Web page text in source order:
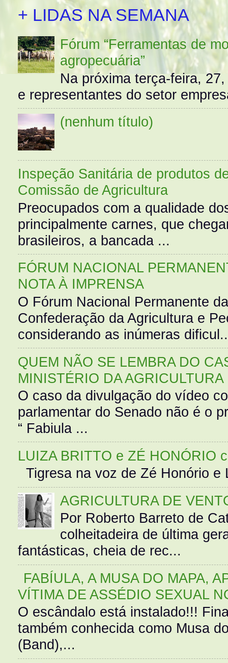
+ LIDAS NA SEMANA
Fórum “Ferramentas de
agropecuária”
Na próxima terça-feira,
e representantes do setor
(nenhum título)
Inspeção Sanitária de produtos
Comissão de Agricultura
Preocupados com a qualidade
principalmente carnes, que
brasileiros, a bancada ...
FÓRUM NACIONAL
NOTA À IMPRENSA
O Fórum Nacional Permanente
Confederação da Agricultura e
considerando as inúmeras
QUEM NÃO SE LEMBRA DO
MINISTÉRIO DA AGRICULTURA
O caso da divulgação do vídeo
parlamentar do Senado não é o
“ Fabiula ...
LUIZA BRITTO e ZÉ HONÓRIO
Tigresa na voz de Zé Honório
AGRICULTURA DE
Por Roberto Barreto de
colheitadeira de última
fantásticas, cheia de rec...
FABÍULA, A MUSA DO MAPA,
VÍTIMA DE ASSÉDIO SEXUAL
O escândalo está instalado!!!
também conhecida como Musa
(Band),...